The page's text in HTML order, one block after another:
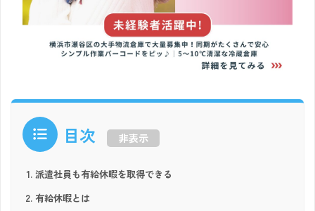
目次 非表示
派遣社員も有給休暇を取得できる
有給休暇とは